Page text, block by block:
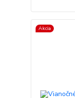
Akcia